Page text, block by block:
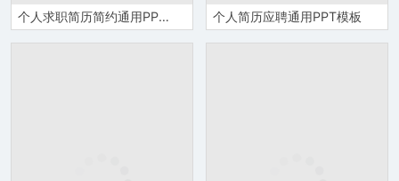
个人求职简历简约通用PPT模板 个人简历应聘通用PPT模板